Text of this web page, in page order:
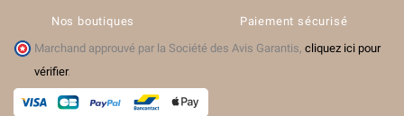
Nos boutiques
Paiement sécurisé
Marchand approuvé par la Société des Avis Garantis, cliquez ici pour
vérifier.